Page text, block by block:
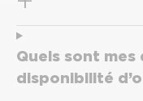
Quels sont
disponibilité